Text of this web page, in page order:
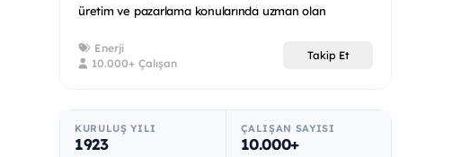
üretim ve pazarlama konularında uzman olan
Enerji
10.000+ Çalışan
Takip Et
KURULUŞ YILI
1923
ÇALIŞAN SAYISI
10.000+